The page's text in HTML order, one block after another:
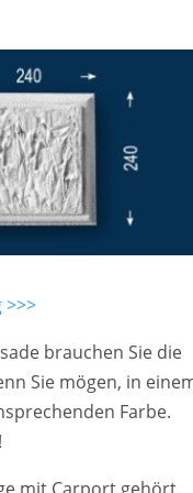
brauchen Sie die
Sie mögen, in
Farbe.